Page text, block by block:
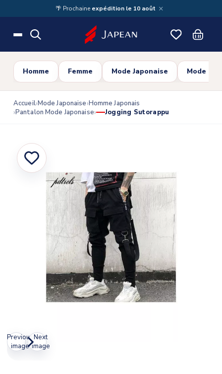
Skip to main content🌴 Prochaine expédition le 10 août ×
Homme Femme Mode Japonaise Mode
Accueil Mode Japonaise Homme Japonais
Pantalon Mode Japonaise
Jogging Sutorappu
Previous
image
Next
image